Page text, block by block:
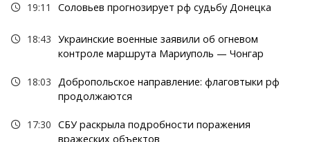
19:11 Соловьев прогнозирует рф судьбу Донецка
18:43 Украинские военные заявили об огневом
контроле маршрута Мариуполь — Чонгар
18:03 Добропольское направление: флаговтыки рф
продолжаются
17:30 СБУ раскрыла подробности поражения
вражеских объектов